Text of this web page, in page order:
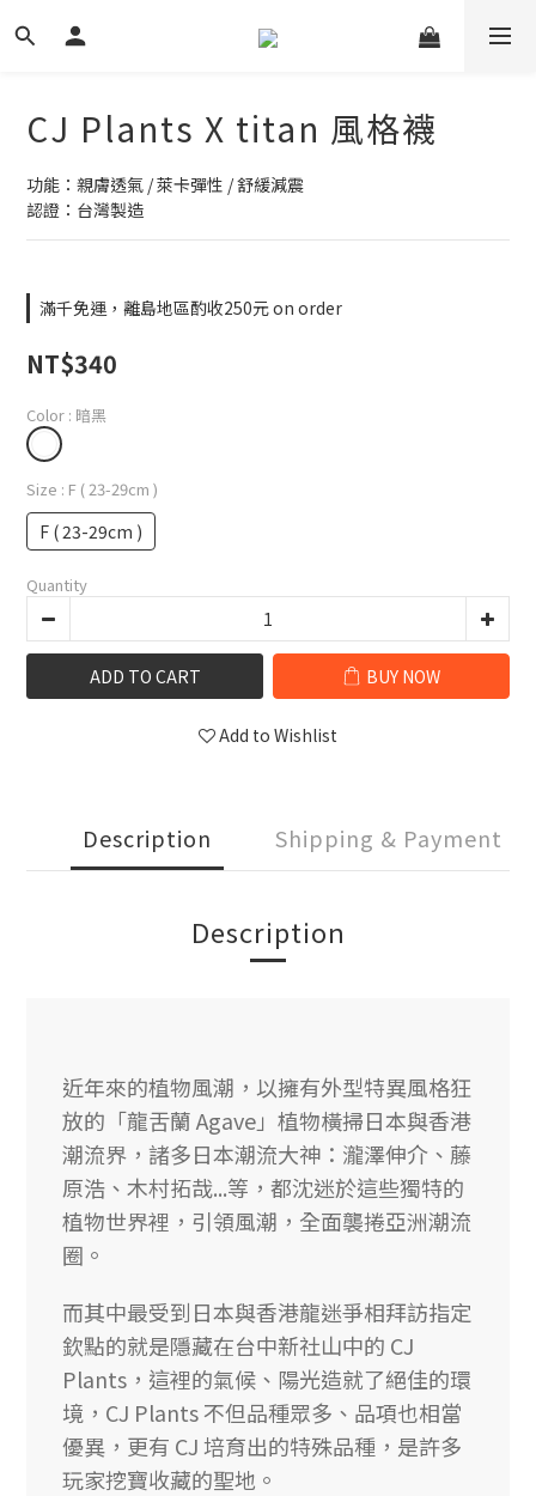
CJ Plants X titan 風格襪
功能：親膚透氣 / 萊卡彈性 / 舒緩減震
認證：台灣製造
滿千免運，離島地區酌收250元 on order
NT$340
Color : 暗黑
Size : F ( 23-29cm )
F ( 23-29cm )
Quantity
ADD TO CART BUY NOW
Add to Wishlist
Description Shipping & Payment
Description
近年來的植物風潮，以擁有外型特異風格狂
放的「龍舌蘭 Agave」植物橫掃日本與香港
潮流界，諸多日本潮流大神：瀧澤伸介、藤
原浩、木村拓哉...等，都沈迷於這些獨特的
植物世界裡，引領風潮，全面襲捲亞洲潮流
圈。
而其中最受到日本與香港龍迷爭相拜訪指定
欽點的就是隱藏在台中新社山中的 CJ
Plants，這裡的氣候、陽光造就了絕佳的環
境，CJ Plants 不但品種眾多、品項也相當
優異，更有 CJ 培育出的特殊品種，是許多
玩家挖寶收藏的聖地。